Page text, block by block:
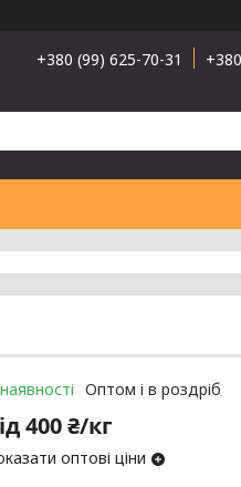
+380 (99) 625-70-31
Оптом і в роздріб
400 ₴/кг
оптові ціни